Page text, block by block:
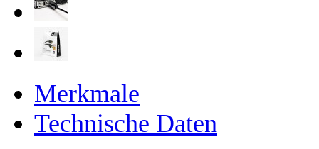
Merkmale
Technische Daten